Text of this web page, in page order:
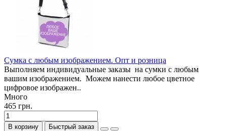
Сумка с любым изображением. Опт и розница
Выполняем индивидуальные заказы на сумки с любым
вашим изображением. Можем нанести любое цветное
цифровое изображен..
Много
465 грн.
В корзину Быстрый заказ